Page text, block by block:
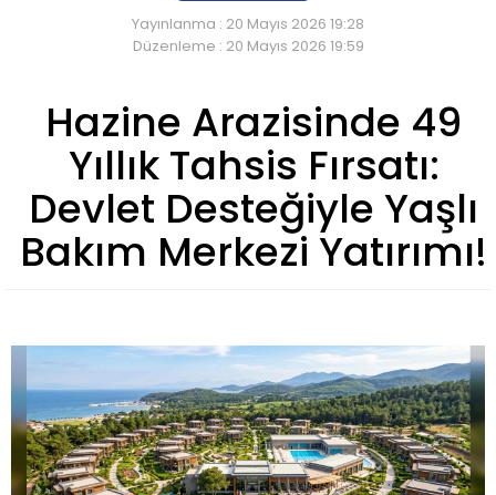
Yayınlanma : 20 Mayıs 2026 19:28
Düzenleme : 20 Mayıs 2026 19:59
Hazine Arazisinde 49
Yıllık Tahsis Fırsatı:
Devlet Desteğiyle Yaşlı
Bakım Merkezi Yatırımı!